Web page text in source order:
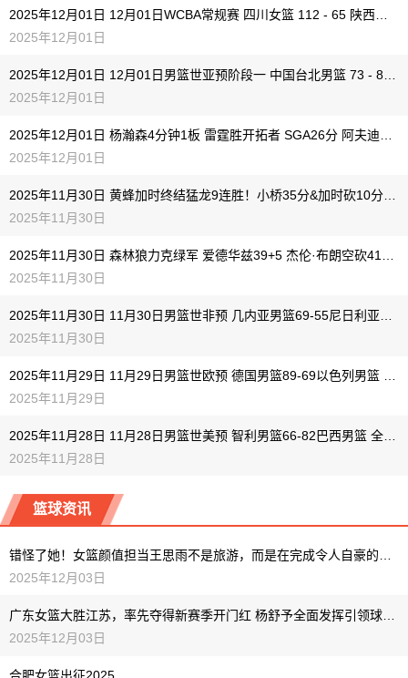
2025年12月01日
2025年12月01日
2025年12月01日
2025年11月30日
2025年11月30日
2025年11月30日
2025年11月29日
2025年11月28日
篮球资讯
2025年12月03日
2025年12月03日
合肥女篮出征2025